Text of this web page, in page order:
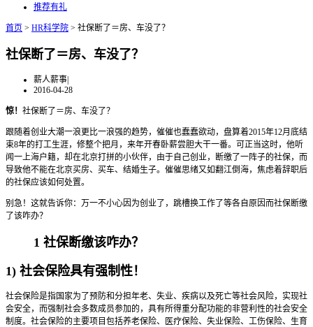
推荐有礼
首页 > HR科学院 > 社保断了＝房、车没了？
社保断了＝房、车没了？
薪人薪事|
2016-04-28
惊！ 社保断了＝房、车没了？
跟随着创业大潮一浪更比一浪强的趋势，催催也蠢蠢欲动，盘算着2015年12月底结
束8年的打工生涯，修整个把月，来年开春卧薪尝胆大干一番。可正当这时，他听
闻一上海户籍，却在北京打拼的小伙伴，由于自己创业，断缴了一阵子的社保，而
导致他不能在北京买房、买车、结婚生子。催催思绪又如翻江倒海，焦虑着辞职后
的社保应该如何处置。
别急！这就告诉你：万一不小心因为创业了，跳槽换工作了等各自原因而社保断缴
了该咋办？
1 社保断缴该咋办？
1) 社会保险具有强制性！
社会保险是指国家为了预防和分担年老、失业、疾病以及死亡等社会风险，实现社
会安全，而强制社会多数成员参加的，具有所得重分配功能的非营利性的社会安全
制度。社会保险的主要项目包括养老保险、医疗保险、失业保险、工伤保险、生育